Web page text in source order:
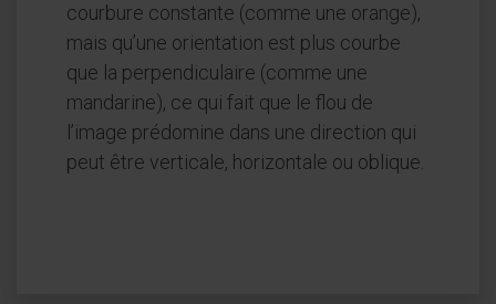
courbure constante (comme une orange),
mais qu’une orientation est plus courbe
que la perpendiculaire (comme une
mandarine), ce qui fait que le flou de
l’image prédomine dans une direction qui
peut être verticale, horizontale ou oblique.